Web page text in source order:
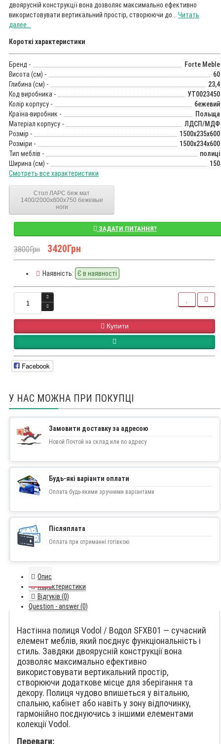
двоярусній конструкції вона дозволяє максимально ефективно
використовувати вертикальний простір, створюючи до... Читать
далее...
Короткі характеристики
Бренд -
Forte Meble
Висота (см) -
60
Глибина (см) -
23,4
Код виробника -
УТ0023450
Колір корпусу -
бежевий
Країна-виробник -
Польща
Матеріал корпусу -
ЛДСП/МДФ
Розмір -
1500x235x600
Розміри -
1500x234x600
Тип меблів -
полиці
Ширина (см) -
150
Смотреть все характеристики
Стол ЛАРС беж мат
1400/2000x800x750 бежевые
ноги
ЗАДАТИ ПИТАННЯ?
3800Грн 3420Грн
Наявність: Є в наявності
Купити
Facebook
У НАС МОЖНА ПРИ ПОКУПЦІ
Замовити доставку за адресою
Новой Почтой на склад или по адресу
Будь-які варіанти оплати
Оплата будь-якими зручними варіантами
Післяплата
Оплата при отриманні готівкою
Опис
Характеристики
Відгуків (0)
Question - answer (0)
Настінна полиця Vodol / Водол SFXB01 — сучасний
елемент меблів, який поєднує функціональність і
стиль. Завдяки двоярусній конструкції вона
дозволяє максимально ефективно
використовувати вертикальний простір,
створюючи додаткове місце для зберігання та
декору. Полиця чудово впишеться у вітальню,
спальню, кабінет або навіть у зону відпочинку,
гармонійно поєднуючись з іншими елементами
колекції Vodol.
Переваги: